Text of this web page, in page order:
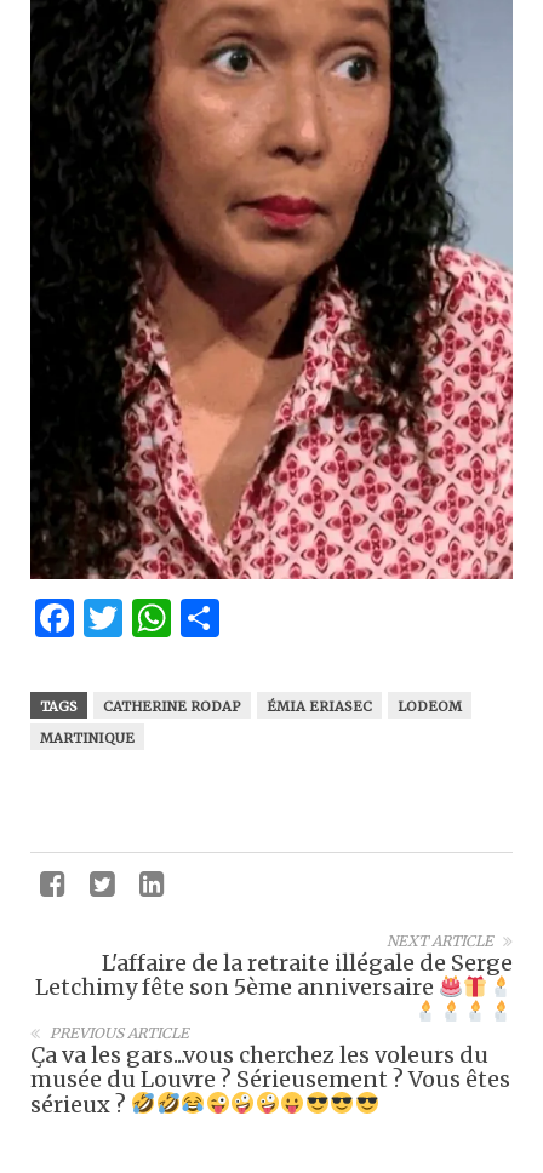
Facebook
Twitter
WhatsApp
TAGS CATHERINE RODAP ÉMIA ERIASEC
LODEOM
MARTINIQUE
NEXT ARTICLE
L'affaire de la retraite illégale de Serge
Letchimy fête son 5ème anniversaire
PREVIOUS ARTICLE
Ça va les gars...vous cherchez les voleurs du
musée du Louvre ? Sérieusement ? Vous êtes
sérieux ?